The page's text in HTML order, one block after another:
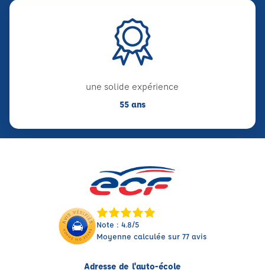
une solide expérience
55 ans
Note : 4.8/5
Moyenne calculée sur 77 avis
Adresse de l'auto-école